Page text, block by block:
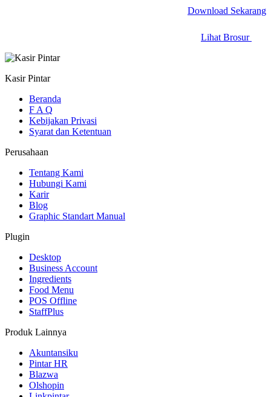
Download Sekarang
Lihat Brosur
Kasir Pintar
Beranda
F A Q
Kebijakan Privasi
Syarat dan Ketentuan
Perusahaan
Tentang Kami
Hubungi Kami
Karir
Blog
Graphic Standart Manual
Plugin
Desktop
Business Account
Ingredients
Food Menu
POS Offline
StaffPlus
Produk Lainnya
Akuntansiku
Pintar HR
Blazwa
Olshopin